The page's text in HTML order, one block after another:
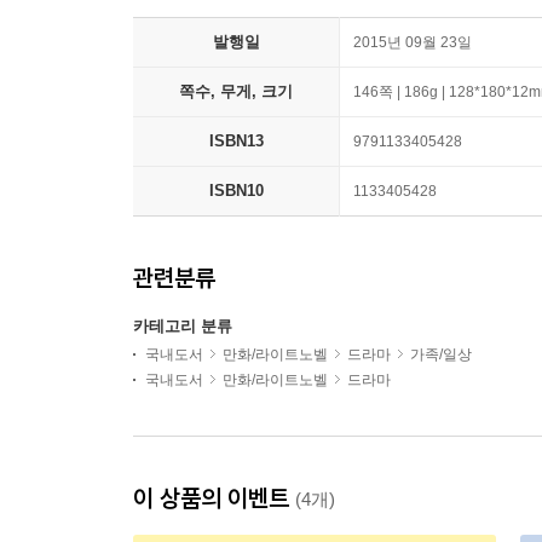
발행일 2015년 09월 23일
쪽수, 무게, 크기 146쪽 | 186g |
ISBN13 9791133405428
ISBN10 1133405428
관련분류
카테고리 분류
국내도서 만화/라이트노벨 드라마
가족/일상
국내도서
만화/라이트노벨 드라마
이 상품의 이벤트 (4개)